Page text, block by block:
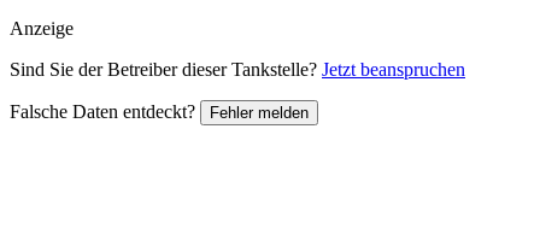
Anzeige
Sind Sie der Betreiber dieser Tankstelle? Jetzt beanspruchen
Falsche Daten entdeckt? Fehler melden